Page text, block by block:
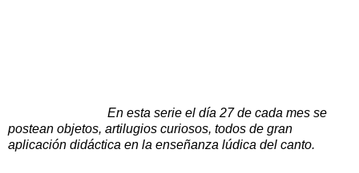
En esta serie el día 27 de cada mes se
postean objetos, artilugios curiosos, todos de gran
aplicación didáctica en la enseñanza lúdica del canto.